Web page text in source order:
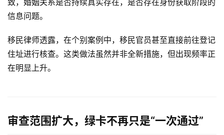
信息问题。
移民律师透露，在个别案例中，移民官员甚至直接前往登记
住址进行核查。这类做法虽然并非全新措施，但出现频率正
在明显上升。
审查范围扩大，绿卡不再只是“一次通过”